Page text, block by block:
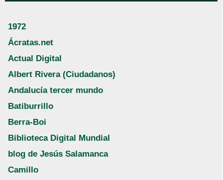
1972
Ácratas.net
Actual Digital
Albert Rivera (Ciudadanos)
Andalucía tercer mundo
Batiburrillo
Berra-Boi
Biblioteca Digital Mundial
blog de Jesús Salamanca
Camillo